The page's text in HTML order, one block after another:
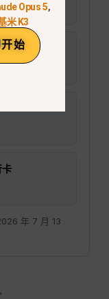
.
年 7 月 13
Opus 5,
米 K3
始